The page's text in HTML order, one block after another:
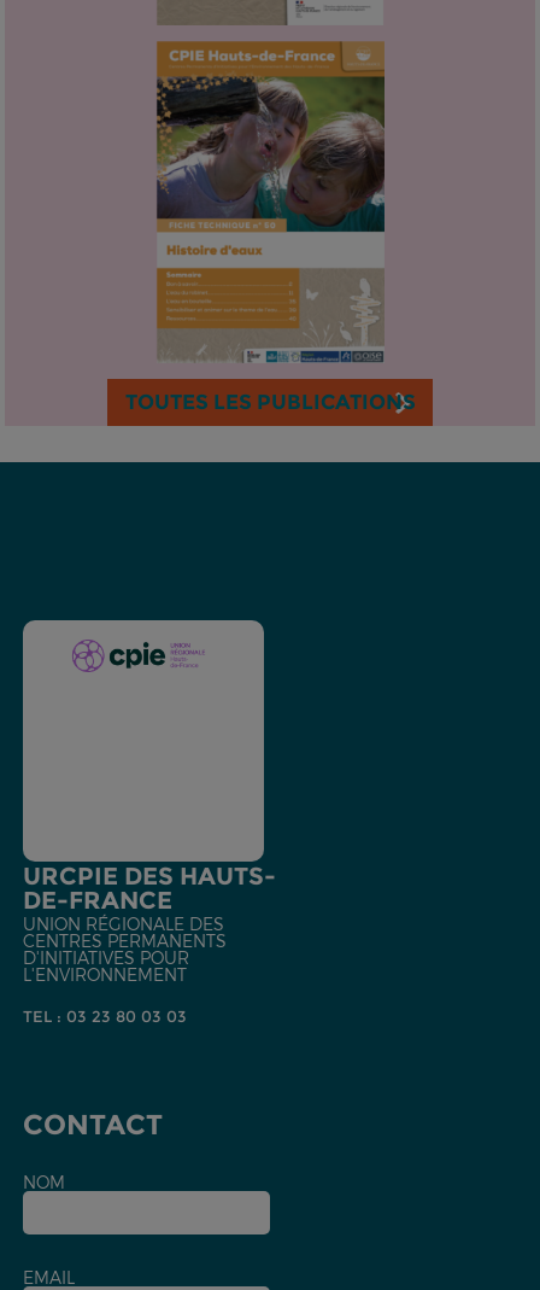
TOUTES LES PUBLICATIONS
URCPIE DES HAUTS-
DE-FRANCE
UNION RÉGIONALE DES
CENTRES PERMANENTS
D'INITIATIVES POUR
L'ENVIRONNEMENT
TEL : 03 23 80 03 03
CONTACT
NOM
EMAIL